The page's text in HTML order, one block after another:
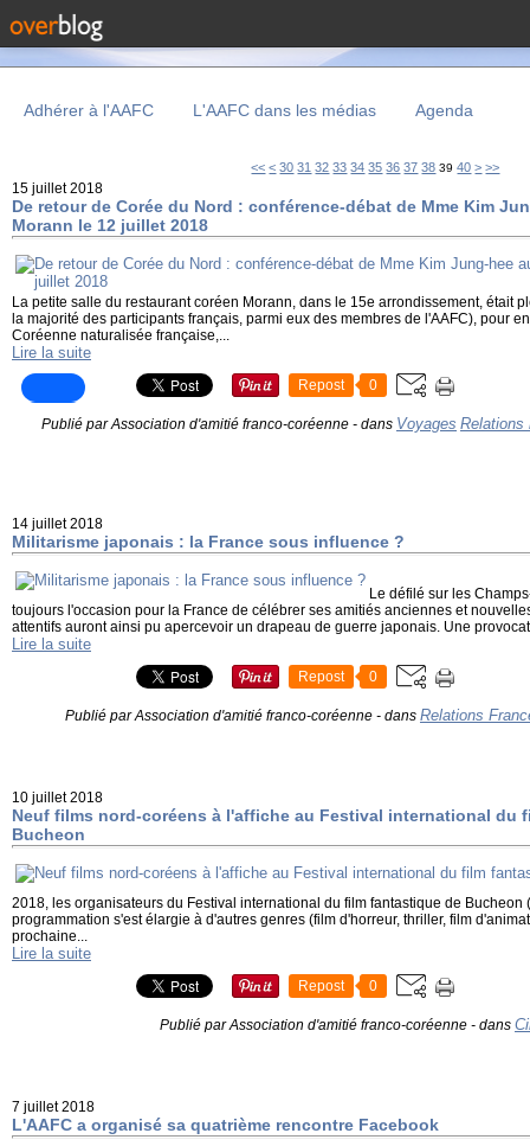
Adhérer à l'AAFC L'AAFC dans les médias Agenda
<< < 10
20
30 31 32 33 34 35 36 37 38 39 40 50
60
70
80
90
100
200
> >>
15 juillet 2018
De retour de Corée du Nord : conférence-débat de Mme Kim
Morann le 12 juillet 2018
La petite salle du restaurant coréen Morann, dans le 15e arrondissement, était
la majorité des participants français, parmi eux des membres de l'AAFC), pour
Coréenne naturalisée française,...
Lire la suite
Repost 0
Publié par Association d'amitié franco-coréenne - dans Voyages Relations
14 juillet 2018
Militarisme japonais : la France sous influence ?
Le défilé sur les
toujours l'occasion pour la France de célébrer ses amitiés anciennes et
attentifs auront ainsi pu apercevoir un drapeau de guerre japonais. Une
Lire la suite
Repost 0
Publié par Association d'amitié franco-coréenne - dans Relations
10 juillet 2018
Neuf films nord-coréens à l'affiche au Festival international du
Bucheon
2018, les organisateurs du Festival international du film fantastique de Bucheon
programmation s'est élargie à d'autres genres (film d'horreur, thriller, film
prochaine...
Lire la suite
Repost 0
Publié par Association d'amitié franco-coréenne - dans
7 juillet 2018
L'AAFC a organisé sa quatrième rencontre Facebook